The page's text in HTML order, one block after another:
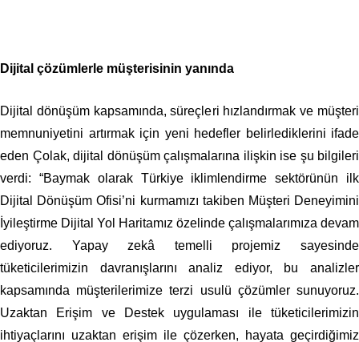
Dijital çözümlerle müşterisinin yanında
Dijital dönüşüm kapsamında, süreçleri hızlandırmak ve müşteri
memnuniyetini artırmak için yeni hedefler belirlediklerini ifade
eden Çolak, dijital dönüşüm çalışmalarına ilişkin ise şu bilgileri
verdi: “Baymak olarak Türkiye iklimlendirme sektörünün ilk
Dijital Dönüşüm Ofisi’ni kurmamızı takiben Müşteri Deneyimini
İyileştirme Dijital Yol Haritamız özelinde çalışmalarımıza devam
ediyoruz. Yapay zekâ temelli projemiz sayesinde
tüketicilerimizin davranışlarını analiz ediyor, bu analizler
kapsamında müşterilerimize terzi usulü çözümler sunuyoruz.
Uzaktan Erişim ve Destek uygulaması ile tüketicilerimizin
ihtiyaçlarını uzaktan erişim ile çözerken, hayata geçirdiğimiz